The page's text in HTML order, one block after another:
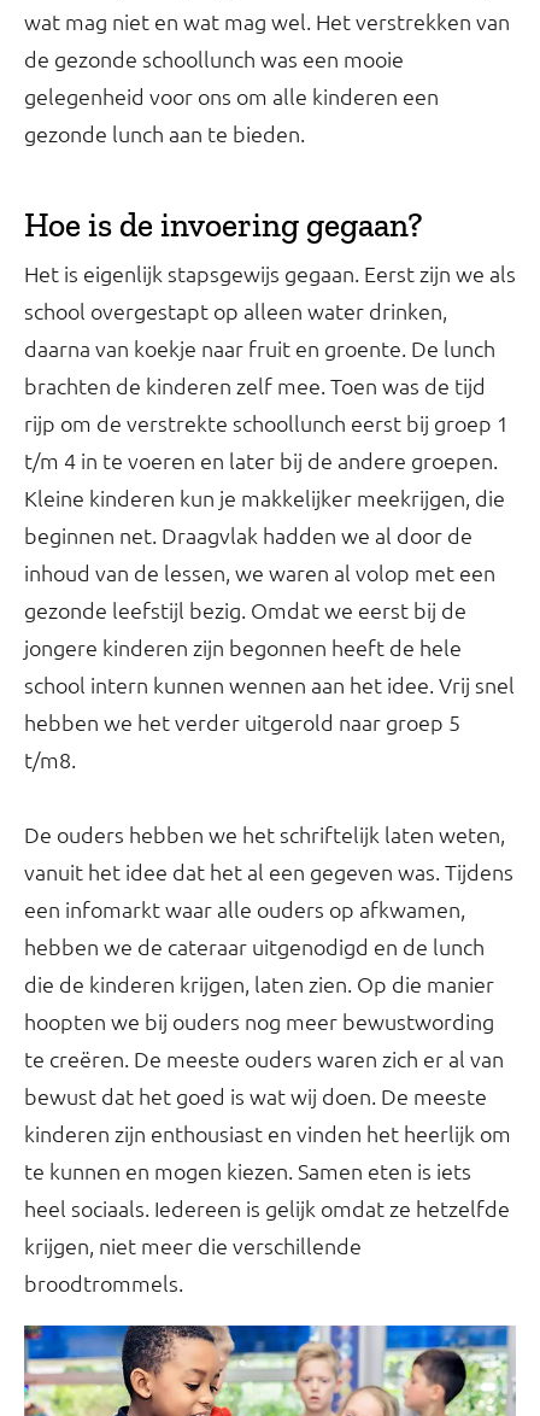
wat mag niet en wat mag wel. Het verstrekken van
de gezonde schoollunch was een mooie
gelegenheid voor ons om alle kinderen een
gezonde lunch aan te bieden.
Hoe is de invoering gegaan?
Het is eigenlijk stapsgewijs gegaan. Eerst zijn we als
school overgestapt op alleen water drinken,
daarna van koekje naar fruit en groente. De lunch
brachten de kinderen zelf mee. Toen was de tijd
rijp om de verstrekte schoollunch eerst bij groep 1
t/m 4 in te voeren en later bij de andere groepen.
Kleine kinderen kun je makkelijker meekrijgen, die
beginnen net. Draagvlak hadden we al door de
inhoud van de lessen, we waren al volop met een
gezonde leefstijl bezig. Omdat we eerst bij de
jongere kinderen zijn begonnen heeft de hele
school intern kunnen wennen aan het idee. Vrij snel
hebben we het verder uitgerold naar groep 5
t/m8.
De ouders hebben we het schriftelijk laten weten,
vanuit het idee dat het al een gegeven was. Tijdens
een infomarkt waar alle ouders op afkwamen,
hebben we de cateraar uitgenodigd en de lunch
die de kinderen krijgen, laten zien. Op die manier
hoopten we bij ouders nog meer bewustwording
te creëren. De meeste ouders waren zich er al van
bewust dat het goed is wat wij doen. De meeste
kinderen zijn enthousiast en vinden het heerlijk om
te kunnen en mogen kiezen. Samen eten is iets
heel sociaals. Iedereen is gelijk omdat ze hetzelfde
krijgen, niet meer die verschillende
broodtrommels.